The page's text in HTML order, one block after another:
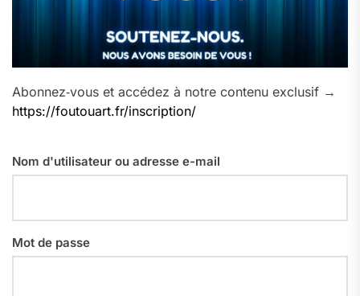
Abonnez‑vous et accédez à notre contenu exclusif →
https://foutouart.fr/inscription/
Nom d'utilisateur ou adresse e-mail
Mot de passe